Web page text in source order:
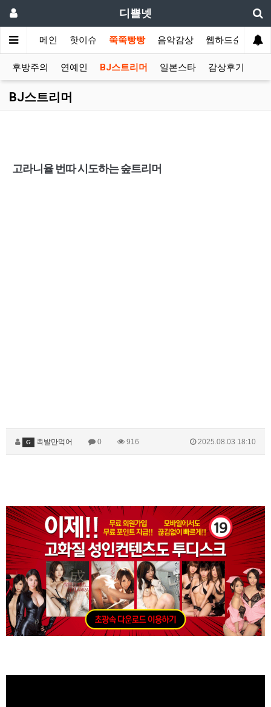
디쁠넷
메인 핫이슈 쭉쭉빵빵 음악감상 웹하드순위
후방주의 연예인 BJ스트리머 일본스타 감상후기
BJ스트리머
고라니율 번따 시도하는 숲트리머
G 족발만먹어 0 916 2025.08.03 18:10